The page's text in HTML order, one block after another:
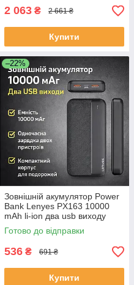
2 063 ₴ 2 661 ₴
Купити
–22%
Зовнішній акумулятор Power
Bank Lenyes PX163 10000
mAh li-ion два usb виходу
136х68х15 6 мм ЕКОБОКС
Готово до відправки
536 ₴ 691 ₴
Купити